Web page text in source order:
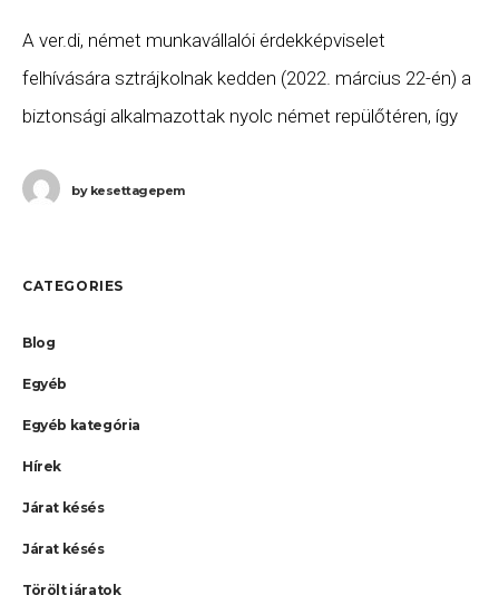
A ver.di, német munkavállalói érdekképviselet
felhívására sztrájkolnak kedden (2022. március 22-én) a
biztonsági alkalmazottak nyolc német repülőtéren, így
forgalomban. A munkabeszüntetéssel érintett
bykesettagepem
CATEGORIES
Blog
Egyéb
Egyéb kategória
Hírek
Járat késés
Járat késés
Törölt járatok